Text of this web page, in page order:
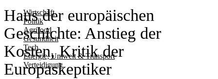
Wirtschaft
Politik
Agrifood
Gesundheit
Tech
Energie, Umwelt & Transport
Verteidigung
Haus der europäischen
Geschichte: Anstieg der
Kosten, Kritik der
Europaskeptiker